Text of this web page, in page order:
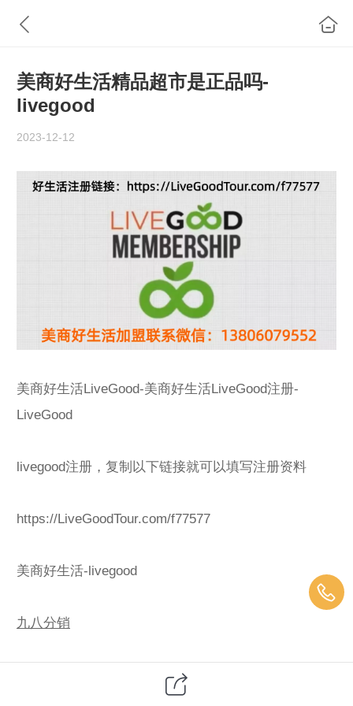
美商好生活精品超市是正品吗-
livegood
2023-12-12
美商好生活LiveGood-美商好生活LiveGood注册-
LiveGood
livegood注册，复制以下链接就可以填写注册资料
https://LiveGoodTour.com/f77577
美商好生活-livegood
九八分销